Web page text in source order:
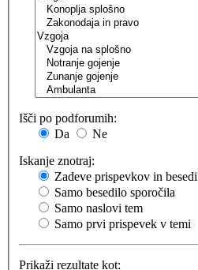
Išči po podforumih:
Da
Ne
Iskanje znotraj:
Zadeve prispevkov in
Samo besedilo sporočila
Samo naslovi tem
Samo prvi prispevek v temi
Prikaži rezultate kot: